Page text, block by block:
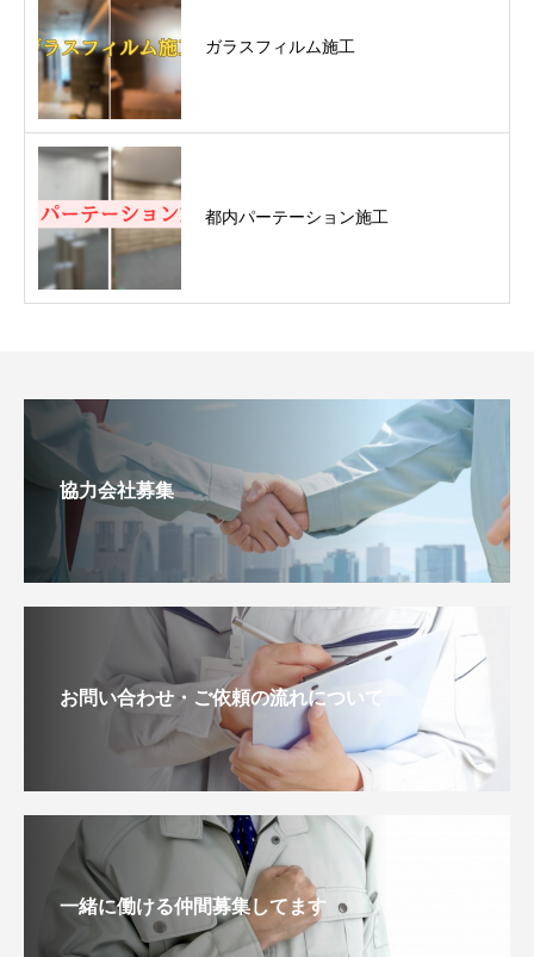
ガラスフィルム施工
都内パーテーション施工
協力会社募集
お問い合わせ・ご依頼の流れについて
一緒に働ける仲間募集してます